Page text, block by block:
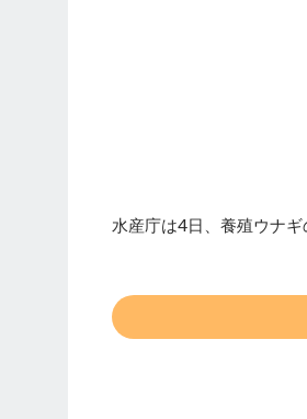
水産庁は4日、養殖ウナ